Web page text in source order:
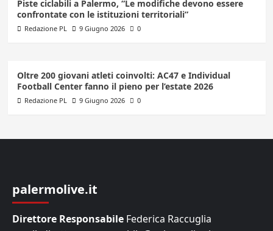
Piste ciclabili a Palermo, “Le modifiche devono essere
confrontate con le istituzioni territoriali”
Redazione PL 9 Giugno 2026 0
Oltre 200 giovani atleti coinvolti: AC47 e Individual
Football Center fanno il pieno per l’estate 2026
Redazione PL 9 Giugno 2026 0
palermolive.it
Direttore Responsabile Federica Raccuglia